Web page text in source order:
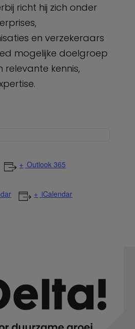
richt hij zich onder
en verzekeraars
mogelijke doelgroep
relevante kennis,
Outlook 365
iCalendar